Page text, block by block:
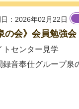
：2026年02月22日
の会》会員勉強
トセンター見学
録音奉仕グループ泉